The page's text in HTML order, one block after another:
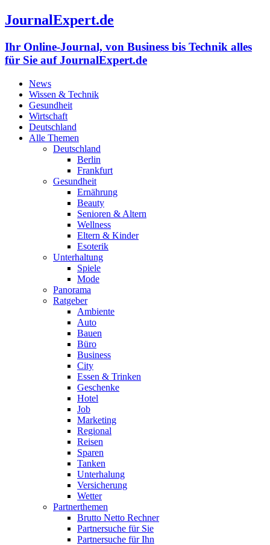
JournalExpert.de
Ihr Online-Journal, von Business bis Technik alles
für Sie auf JournalExpert.de
News
Wissen & Technik
Gesundheit
Wirtschaft
Deutschland
Alle Themen
Deutschland
Berlin
Frankfurt
Gesundheit
Ernährung
Beauty
Senioren & Altern
Wellness
Eltern & Kinder
Esoterik
Unterhaltung
Spiele
Mode
Panorama
Ratgeber
Ambiente
Auto
Bauen
Büro
Business
City
Essen & Trinken
Geschenke
Hotel
Job
Marketing
Regional
Reisen
Sparen
Tanken
Unterhalung
Versicherung
Wetter
Partnerthemen
Brutto Netto Rechner
Partnersuche für Sie
Partnersuche für Ihn